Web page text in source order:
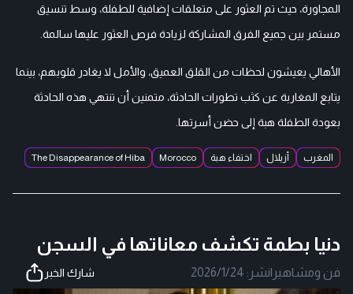
المجاورة، حيث تم العثور على متعلقات إضافية للطفلة، وسط تنسيق
مستمر بين جميع الفرق المشاركة لزيادة فرص العثور عليها سالمة.
الأهالي يعيشون لحظات من القلق العميق، والأمل لا يغادر قلوبهم، بينما
يتابع المغاربة عن كثب تطورات الحادثة، متمنين أن تنتهي هذه الحادثة
بعودة الطفلة هبة إلى حضن أسرتها.
المغرب أزيلال اختفاء هبة Morocco
The Disappearance of Hiba
دنيا بطمة تكشف معاناتها في السجن
فن ومشاهير |نشر: 2026/1/24 شارك الخبر